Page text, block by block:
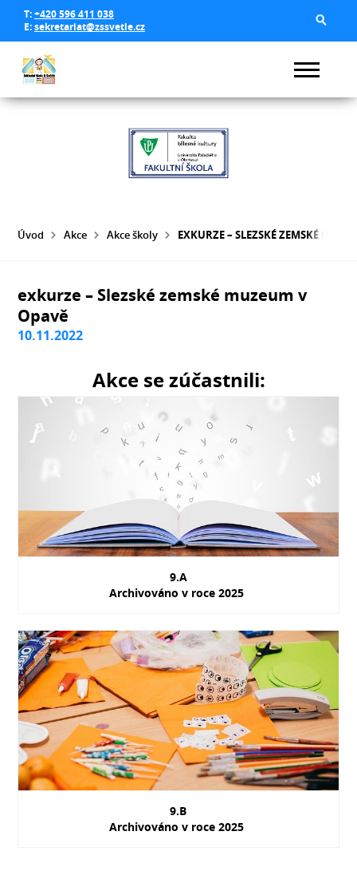
T:+420 596 411 038
E:sekretariat@zssvetle.cz
Úvod Akce Akce školy EXKURZE – SLEZSKÉ ZEMSKÉ
exkurze – Slezské zemské muzeum v
Opavě
10.11.2022
Akce se zúčastnili:
9.A
Archivováno v roce 2025
9.B
Archivováno v roce 2025